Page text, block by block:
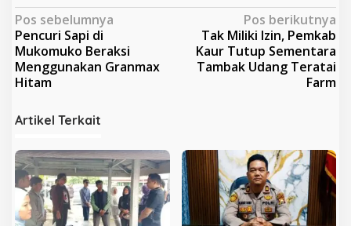
N
a
v
i
g
a
s
i
p
o
Pos sebelumnya
Pencuri Sapi di
Mukomuko Beraksi
Menggunakan Granmax
Hitam
Pos berikutnya
Tak Miliki Izin, Pemkab
Kaur Tutup Sementara
Tambak Udang Teratai
Farm
Artikel Terkait